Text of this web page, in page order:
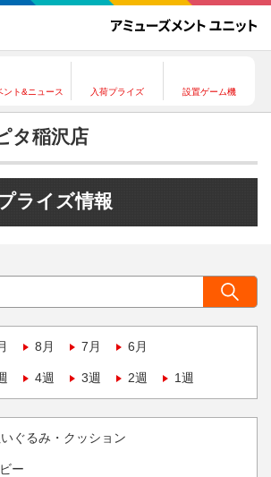
ント&ニュース 入荷プライズ 設置ゲーム機
タ稲沢店
ライズ情報
8月 7月 6月
4週 3週 2週 1週
ぐるみ・クッション
ー